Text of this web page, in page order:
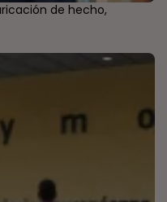
de hecho,